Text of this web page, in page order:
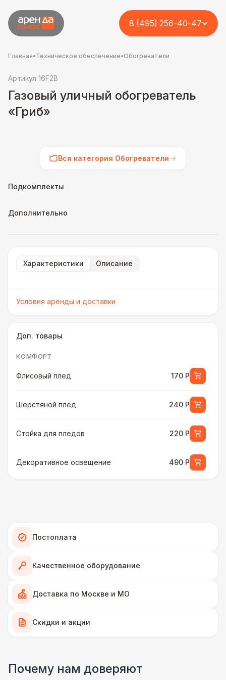
8 (495) 256-40-47
Главная•Техническое обеспечение•Обогреватели
Артикул 16F2B
Газовый уличный обогреватель
«Гриб»
Вся категория Обогреватели
Подкомплекты
Дополнительно
Характеристики Описание
Условия аренды и доставки
Доп. товары
КОМФОРТ
Флисовый плед 170 Р
Шерстяной плед 240 Р
Стойка для пледов 220 Р
Декоративное освещение 490 Р
Грузчики
Тех. спец.
Постоплата
Качественное оборудование
Доставка по Москве и МО
Скидки и акции
Почему нам доверяют